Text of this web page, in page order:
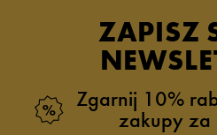
zebranych i
ZAPISZ
Zgarnij 10%
zakupy za